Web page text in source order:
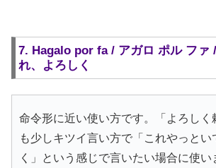
7. Hagalo por fa / アガロ ポル ファ
れ、よろしく
命令形に近い使い方です。「よろしく
も少しキツイ言い方で「これやっとい
く」という感じで言いたい場合に使い